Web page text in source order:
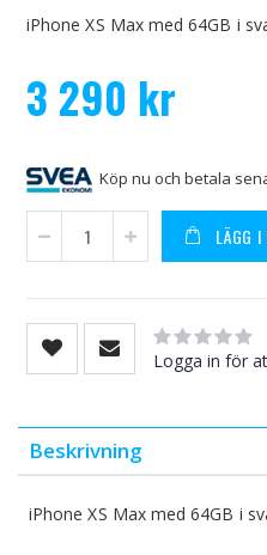
iPhone XS Max med 64GB i
3 290 kr
Köp nu och betala
LÄGG I
Rating:
0% of100
Logga in för
Beskrivning
iPhone XS Max med 64GB i